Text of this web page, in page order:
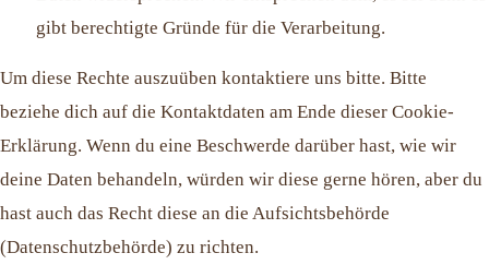
gibt berechtigte Gründe für die Verarbeitung.
Um diese Rechte auszuüben kontaktiere uns bitte. Bitte
beziehe dich auf die Kontaktdaten am Ende dieser Cookie-
Erklärung. Wenn du eine Beschwerde darüber hast, wie wir
deine Daten behandeln, würden wir diese gerne hören, aber du
hast auch das Recht diese an die Aufsichtsbehörde
(Datenschutzbehörde) zu richten.